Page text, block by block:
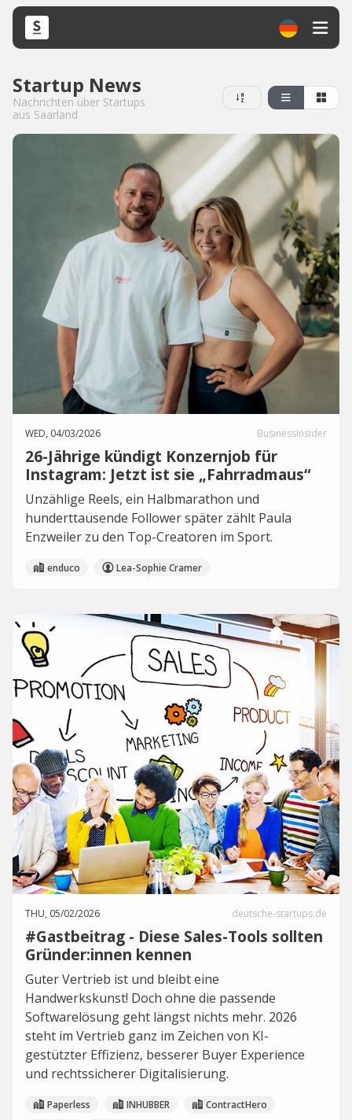
Startup News
Nachrichten über Startups
aus Saarland
WED, 04/03/2026 BusinessInsider
26-Jährige kündigt Konzernjob für
Instagram: Jetzt ist sie „Fahrradmaus“
Unzählige Reels, ein Halbmarathon und
hunderttausende Follower später zählt Paula
Enzweiler zu den Top-Creatoren im Sport.
enduco Lea-Sophie Cramer
THU, 05/02/2026 deutsche-startups.de
#Gastbeitrag - Diese Sales-Tools sollten
Gründer:innen kennen
Guter Vertrieb ist und bleibt eine
Handwerkskunst! Doch ohne die passende
Softwarelösung geht längst nichts mehr. 2026
steht im Vertrieb ganz im Zeichen von KI-
gestützter Effizienz, besserer Buyer Experience
und rechtssicherer Digitalisierung.
Paperless INHUBBER
ContractHero